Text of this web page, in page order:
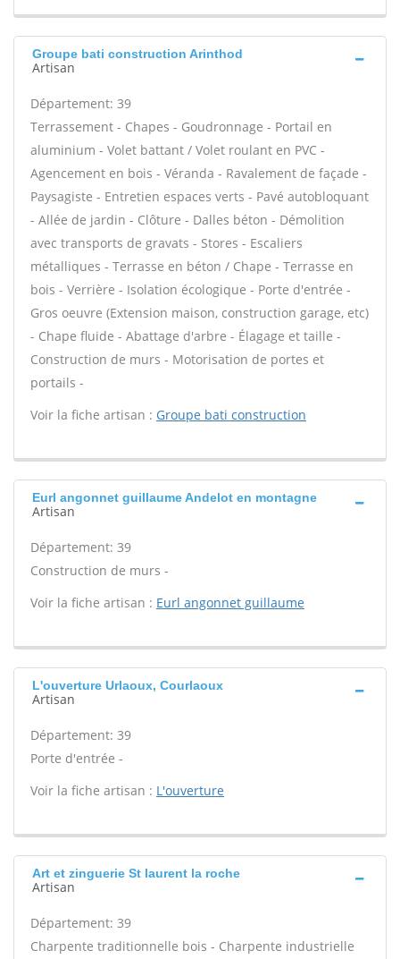
Groupe bati construction Arinthod
Artisan
Département: 39
Terrassement - Chapes - Goudronnage - Portail en
aluminium - Volet battant / Volet roulant en PVC -
Agencement en bois - Véranda - Ravalement de façade -
Paysagiste - Entretien espaces verts - Pavé autobloquant
- Allée de jardin - Clôture - Dalles béton - Démolition
avec transports de gravats - Stores - Escaliers
métalliques - Terrasse en béton / Chape - Terrasse en
bois - Verrière - Isolation écologique - Porte d'entrée -
Gros oeuvre (Extension maison, construction garage, etc)
- Chape fluide - Abattage d'arbre - Élagage et taille -
Construction de murs - Motorisation de portes et
portails -
Voir la fiche artisan : Groupe bati construction
Eurl angonnet guillaume Andelot en montagne
Artisan
Département: 39
Construction de murs -
Voir la fiche artisan : Eurl angonnet guillaume
L'ouverture Urlaoux, Courlaoux
Artisan
Département: 39
Porte d'entrée -
Voir la fiche artisan : L'ouverture
Art et zinguerie St laurent la roche
Artisan
Département: 39
Charpente traditionnelle bois - Charpente industrielle